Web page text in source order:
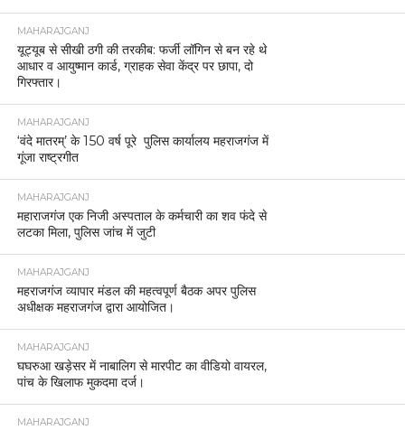
MAHARAJGANJ
यूट्यूब से सीखी ठगी की तरकीब: फर्जी लॉगिन से बन रहे थे
आधार व आयुष्मान कार्ड, ग्राहक सेवा केंद्र पर छापा, दो
गिरफ्तार।
MAHARAJGANJ
‘वंदे मातरम्’ के 150 वर्ष पूरे पुलिस कार्यालय महराजगंज में
गूंजा राष्ट्रगीत
MAHARAJGANJ
महाराजगंज एक निजी अस्पताल के कर्मचारी का शव फंदे से
लटका मिला, पुलिस जांच में जुटी
MAHARAJGANJ
महराजगंज व्यापार मंडल की महत्वपूर्ण बैठक अपर पुलिस
अधीक्षक महराजगंज द्वारा आयोजित।
MAHARAJGANJ
घघरुआ खड़ेसर में नाबालिग से मारपीट का वीडियो वायरल,
पांच के खिलाफ मुकदमा दर्ज।
MAHARAJGANJ